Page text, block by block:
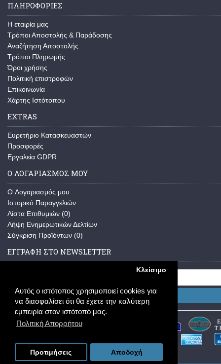
Αυτός ο ιστότοπος χρησιμοποιεί cookies για
να διασφαλίσει ότι θα έχετε την καλύτερη
εμπειρία στον ιστότοπό μας.
Πολιτική Απορρήτου
Κλείσιμο
Προτιμήσεις Αποδοχή
ΠΛΗΡΟΦΟΡΙΕΣ
Η εταιρία μας
Τρόποι Αποστολής & Παράδοσης
Αναζήτηση Αποστολής
Τρόποι Πληρωμής
Όροι χρήσης
Πολιτική επιστροφών
Επικοινωνία
Χάρτης Ιστότοπου
EXTRAS
Ευρετήριο Κατασκευαστών
Προσφορές
Εργαλεία GDPR
Ο ΛΟΓΑΡΙΑΣΜΟΣ ΜΟΥ
O Λογαριασμός μου
Ιστορικό Παραγγελιών
Λίστα Επιθυμιών (0)
Λήψη Ενημερωτικών Δελτίων
Σύγκριση Προϊόντων (0)
ΕΓΓΡΑΦΗ ΣΤΟ NEWSLETTER
Εγγραφή